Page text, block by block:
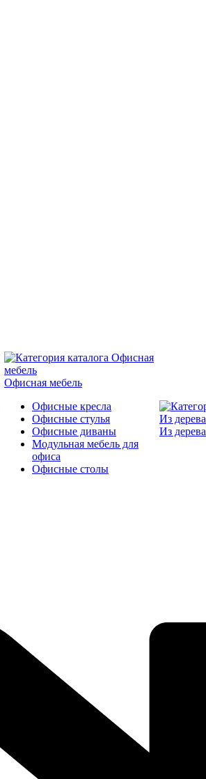
Офисная мебель
Офисные кресла
Офисные стулья
Офисные диваны
Модульная мебель для
офиса
Офисные столы
Из дерева